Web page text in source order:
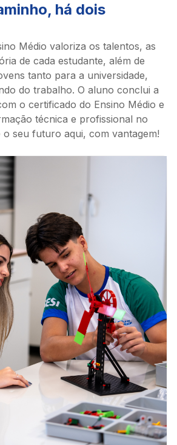
há dois
Médio valoriza os talentos, as
de cada estudante, além de
tanto para a universidade,
do trabalho. O aluno conclui a
o certificado do Ensino Médio e
técnica e profissional no
seu futuro aqui, com vantagem!